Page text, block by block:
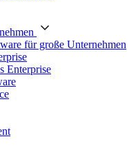
für große Unternehmen
Enterprise